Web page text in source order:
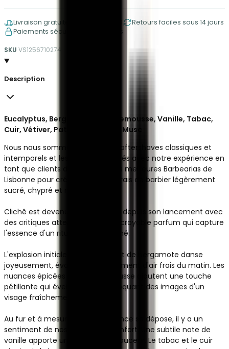
Livraison gratuite à partir de €150
Retours faciles sous 14 jours
Paiements sécurisés et protégés
SKU VS1256710274
Description
Eucalyptus, Bergamote, Pamplemousse, Vanille, Tabac,
Cuir, Vétiver, Patchouli, Santal, Musc
Nous nous sommes inspirés des aftershaves classiques et
intemporels et les avons combinés avec notre expérience en
tant que clients de certaines des meilleures Barbearias de
Lisbonne pour créer un parfum frais de barbier légèrement
sucré, chypré et musqué.
Clichê est devenu un best-seller depuis son lancement avec
des critiques attestant de son incroyable parfum qui capture
l'essence d'un rituel de soin raffiné.
L'explosion initiale d'eucalyptus et de bergamote danse
joyeusement, évoquant un sentiment d'air frais du matin. Les
nuances épicées du pamplemousse ajoutent une touche
pétillante qui éveille les sens, évoquant des images d'un
visage fraîchement rasé.
Au fur et à mesure que la fragrance se dépose, il y a un
sentiment de nostalgie et de confort. Une subtile note de
vanille apporte une touche de douceur. Le tabac et le cuir